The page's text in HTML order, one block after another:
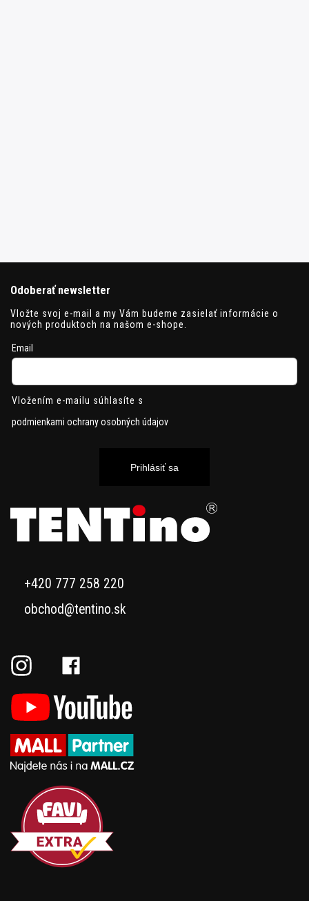
Odoberať newsletter
Vložte svoj e-mail a my Vám budeme zasielať informácie o
nových produktoch na našom e-shope.
Email
Vložením e-mailu súhlasíte s
podmienkami ochrany osobných údajov
Prihlásiť sa
+420 777 258 220
obchod@tentino.sk